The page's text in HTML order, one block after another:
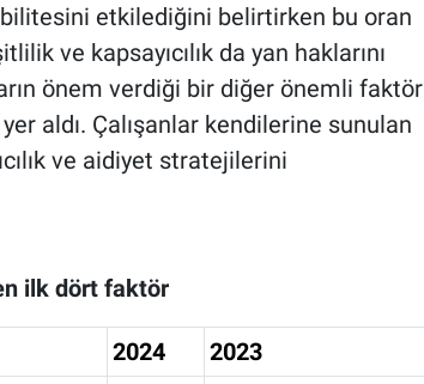
etkilediğini belirtirken bu oran
ve kapsayıcılık da yan haklarını
önem verdiği bir diğer önemli faktör
aldı. Çalışanlar kendilerine sunulan
ve aidiyet stratejilerini
ilk dört faktör
2024 2023